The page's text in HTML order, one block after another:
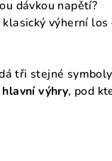
dávkou napětí?
výherní los
tři stejné
výhry, pod